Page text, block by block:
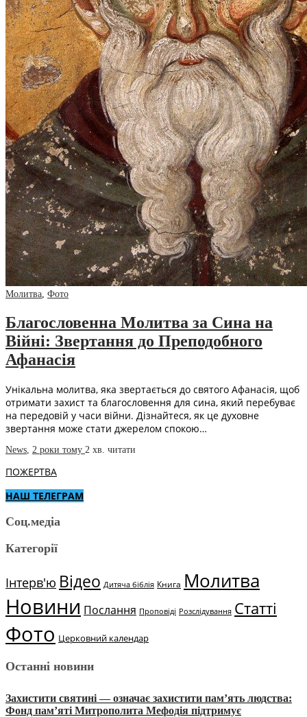
Молитва, Фото
Благословенна Молитва за Сина на
Війні: Звертання до Преподобного
Афанасія
Унікальна молитва, яка звертається до святого Афанасія, щоб
отримати захист та благословення для сина, який перебуває
на передовій у часи війни. Дізнайтеся, як це духовне
звертання може стати джерелом спокою…
News, 2 роки тому 2 хв. читати
ПОЖЕРТВА
НАШ ТЕЛЕГРАМ
Соц.медіа
Категорії
Інтерв'ю Відео Дитяча біблія Книга Молитва
Новини Послання Проповіді Розслідування Статті
Фото Церковний календар
Останні новини
Захистити святині — означає захистити пам’ять людства:
Фонд пам’яті Митрополита Мефодія підтримує